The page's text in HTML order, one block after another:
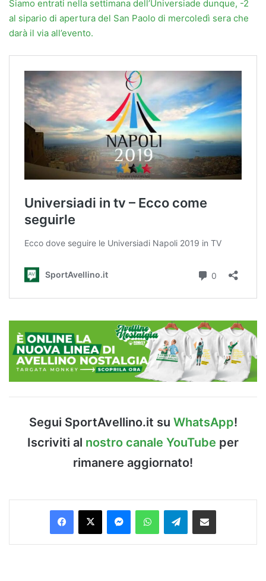
Siamo entrati nella settimana dell’Universiade dunque, -2
al sipario di apertura del San Paolo di mercoledì sera che
darà il via all’evento.
Segui SportAvellino.it su WhatsApp!
Iscriviti al nostro canale YouTube per
rimanere aggiornato!
Facebook
X MessengerWhatsAppTelegramCondividi via Email